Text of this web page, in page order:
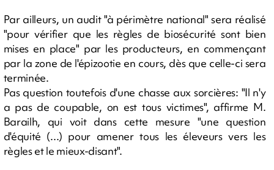
Par ailleurs, un audit "à périmètre national" sera réalisé
"pour vérifier que les règles de biosécurité sont bien
mises en place" par les producteurs, en commençant
par la zone de l'épizootie en cours, dès que celle-ci sera
terminée.
Pas question toutefois d'une chasse aux sorcières: "Il n'y
a pas de coupable, on est tous victimes", affirme M.
Barailh, qui voit dans cette mesure "une question
d'équité (...) pour amener tous les éleveurs vers les
règles et le mieux-disant".